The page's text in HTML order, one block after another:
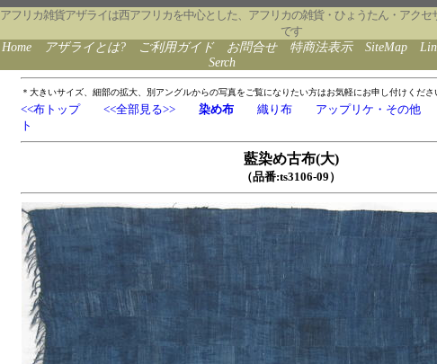
アフリカ雑貨アザライは西アフリカを中心とした、アフリカの雑貨・ひょうたん・アク
です
Home
アザライとは? ご利用ガイド お問合せ 特商法表示 SiteMap
Serch
＊大きいサイズ、細部の拡大、別アングルからの写真をご覧になりたい方はお気軽にお申し付けくださ
<<布トップ <<全部見る>> 染め布 織り布 アップリケ・その他
ト
藍染め古布(大)
（品番:ts3106-09）